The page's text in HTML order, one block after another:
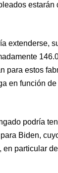
estarán
extenderse,
para estos
en función
podría
Biden,
en particular